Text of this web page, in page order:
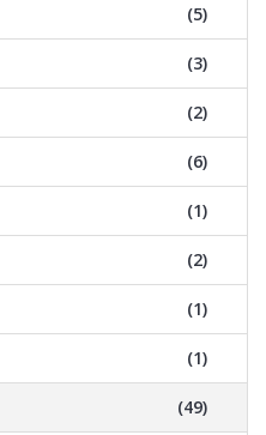
(5)
(3)
(2)
(6)
(1)
(2)
(1)
(1)
(49)